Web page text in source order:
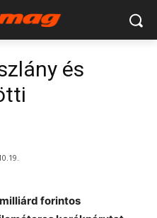
és
forintos